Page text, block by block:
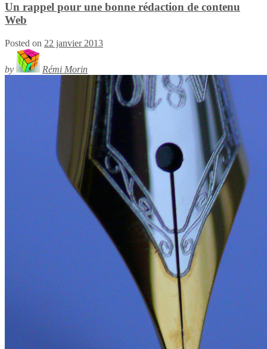
Un rappel pour une bonne rédaction de contenu
Web
Posted on 22 janvier 2013
by Rémi Morin